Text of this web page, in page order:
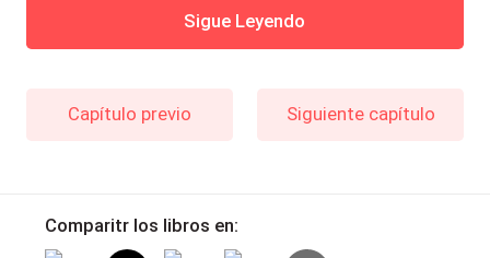
Sigue Leyendo
Capítulo previo Siguiente capítulo
Comparitr los libros en: